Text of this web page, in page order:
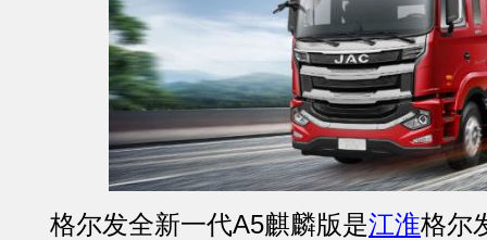
格尔发全新一代A5麒麟版是江淮格尔